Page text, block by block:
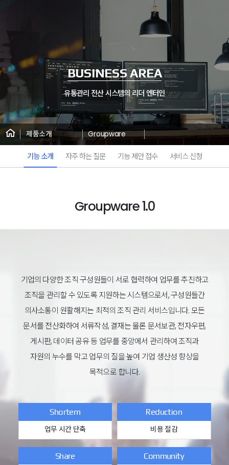
BUSINESS AREA
유통관리 전산 시스템의 리더 엔터인
제품소개 Groupware
기능 소개 자주 하는 질문 기능 제안 접수 서비스 신청
Groupware 1.0
기업의 다양한 조직 구성원들이 서로 협력하여 업무를 추진하고
조직을 관리할 수 있도록 지원하는 시스템으로서,구성원들간
의사소통이 원활해지는 최적의 조직 관리 서비스입니다.모든
문서를 전산화하여 서류작성, 결재는 물론 문서보관, 전자우편,
게시판, 데이터 공유 등 업무를 중앙에서 관리하여 조직과
자원의 누수를 막고 업무의 질을 높여 기업 생산성 향상을
목적으로 합니다.
Shortem
업무 시간 단축
Reduction
비용 절감
Share Community